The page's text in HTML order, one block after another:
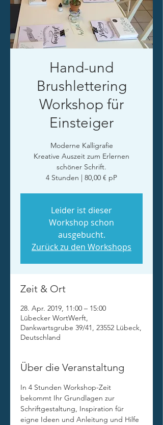
Hand-und
Brushlettering
Workshop für
Einsteiger
Moderne Kalligrafie
Kreative Auszeit zum Erlernen
schöner Schrift.
4 Stunden | 80,00 € pP
Leider ist dieser
Workshop schon
ausgebucht.
Zurück zu den Workshops
Zeit & Ort
28. Apr. 2019, 11:00 – 15:00
Lübecker WortWerft,
Dankwartsgrube 39/41, 23552 Lübeck,
Deutschland
Über die Veranstaltung
In 4 Stunden Workshop-Zeit
bekommt Ihr Grundlagen zur
Schriftgestaltung, Inspiration für
eigne Ideen und Anleitung und Hilfe